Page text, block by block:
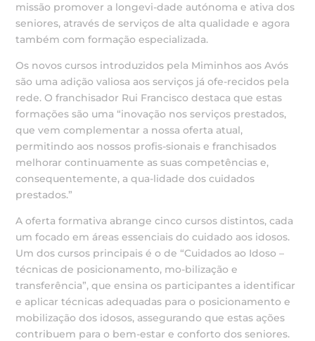
missão promover a longevi-dade autónoma e ativa dos
seniores, através de serviços de alta qualidade e agora
também com formação especializada.
Os novos cursos introduzidos pela Miminhos aos Avós
são uma adição valiosa aos serviços já ofe-recidos pela
rede. O franchisador Rui Francisco destaca que estas
formações são uma “inovação nos serviços prestados,
que vem complementar a nossa oferta atual,
permitindo aos nossos profis-sionais e franchisados
melhorar continuamente as suas competências e,
consequentemente, a qua-lidade dos cuidados
prestados.”
A oferta formativa abrange cinco cursos distintos, cada
um focado em áreas essenciais do cuidado aos idosos.
Um dos cursos principais é o de “Cuidados ao Idoso –
técnicas de posicionamento, mo-bilização e
transferência”, que ensina os participantes a identificar
e aplicar técnicas adequadas para o posicionamento e
mobilização dos idosos, assegurando que estas ações
contribuem para o bem-estar e conforto dos seniores.